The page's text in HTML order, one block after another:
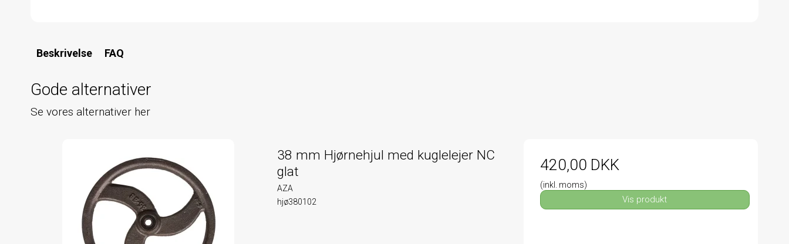
Beskrivelse FAQ
Gode alternativer
Se vores alternativer her
38 mm Hjørnehjul med kuglelejer NC
glat
AZA
hjø380102
420,00 DKK
(inkl. moms)
Vis produkt